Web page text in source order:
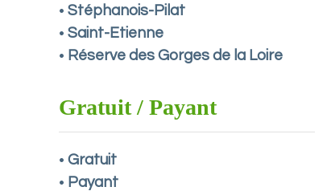
•Stéphanois-Pilat
•Saint-Etienne
• Réserve des Gorges de la Loire
Gratuit / Payant
•Gratuit
• Payant